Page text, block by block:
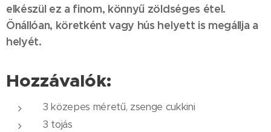
elkészül ez a finom, könnyű zöldséges étel.
Önállóan, köretként vagy hús helyett is megállja a
helyét.
Hozzávalók:
3 közepes méretű, zsenge cukkini
3 tojás